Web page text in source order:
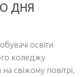
ДНЯ
освіти
коледжу
свіжому повітрі,